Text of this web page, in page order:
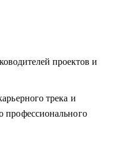
проектов и
трека и
профессионального